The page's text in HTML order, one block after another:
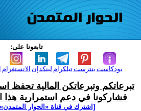
تابعونا على:
الانستغرام لينكدإن تيلكرامبنترست بودكاست
تبرعاتكم وتبرعاتكن المالية تحفظ
فشاركونا في دعم استمرارية هذا
[اشترك في قناة ‫«الحوار